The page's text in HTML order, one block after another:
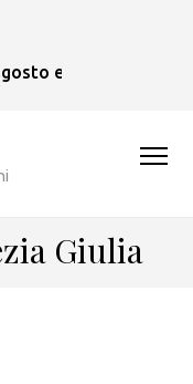
e ritornerà in
Giulia